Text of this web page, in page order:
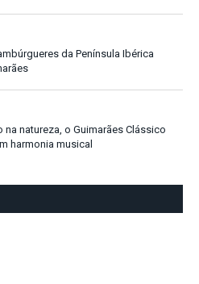
da Península Ibérica
na natureza, o Guimarães Clássico
harmonia musical